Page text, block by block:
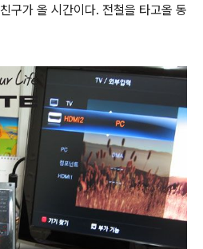
구가 올 시간이다. 전철을 타고올 동